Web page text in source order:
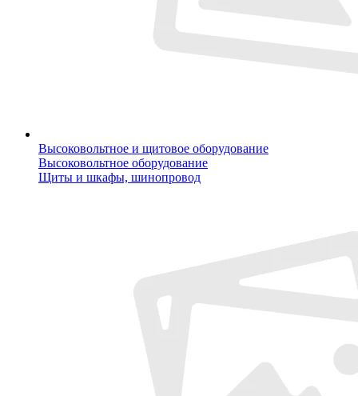
Высоковольтное и щитовое оборудование
Высоковольтное оборудование
Щиты и шкафы, шинопровод